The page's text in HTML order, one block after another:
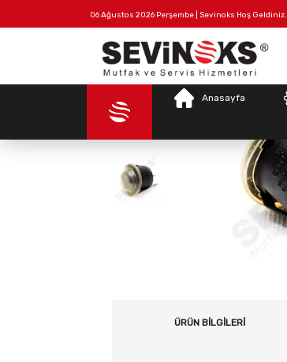
06 Ağustos 2026 Perşembe | Sevinoks Hoş Geldiniz.
Tüm
Hakkımızdaİletişim
Anasayfa
ÜRÜN BILGILERI